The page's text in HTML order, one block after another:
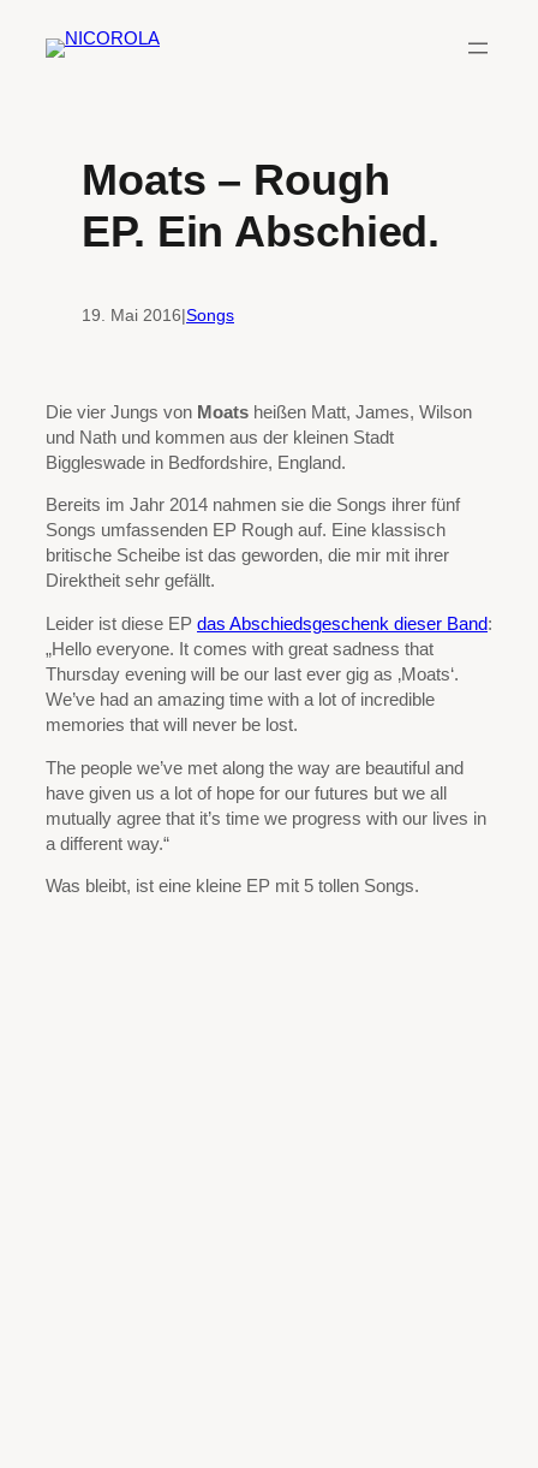
Inhalt
Moats – Rough
EP. Ein Abschied.
19. Mai 2016|Songs
Die vier Jungs von Moats heißen Matt, James, Wilson
und Nath und kommen aus der kleinen Stadt
Biggleswade in Bedfordshire, England.
Bereits im Jahr 2014 nahmen sie die Songs ihrer fünf
Songs umfassenden EP Rough auf. Eine klassisch
britische Scheibe ist das geworden, die mir mit ihrer
Direktheit sehr gefällt.
Leider ist diese EP das Abschiedsgeschenk dieser Band:
„Hello everyone. It comes with great sadness that
Thursday evening will be our last ever gig as ‚Moats‘.
We’ve had an amazing time with a lot of incredible
memories that will never be lost.
The people we’ve met along the way are beautiful and
have given us a lot of hope for our futures but we all
mutually agree that it’s time we progress with our lives in
a different way.“
Was bleibt, ist eine kleine EP mit 5 tollen Songs.